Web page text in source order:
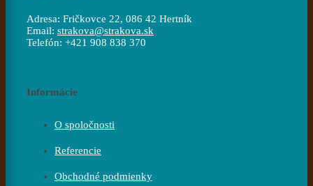
Adresa: Fričkovce 22, 086 42 Hertník
Email: strakova@strakova.sk
Telefón: +421 908 838 370
Informácie
O spoločnosti
Referencie
Obchodné podmienky